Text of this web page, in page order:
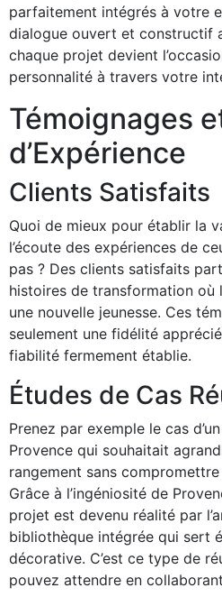
parfaitement intégrés à votre
dialogue ouvert et constructif
chaque projet devient
personnalité à travers votre
Témoignages
d’Expérience
Clients Satisfaits
Quoi de mieux pour établir la
l’écoute des expériences de
pas ? Des clients satisfaits
histoires de transformation où
une nouvelle jeunesse. Ces
seulement une fidélité
fiabilité fermement établie.
Études de Cas
Prenez par exemple le cas
Provence qui souhaitait
rangement sans
Grâce à l’ingéniosité de
projet est devenu réalité par
bibliothèque intégrée qui sert
décorative. C’est ce type de
pouvez attendre en